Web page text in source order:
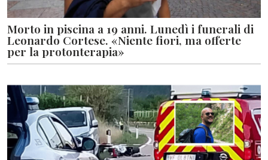
Morto in piscina a 19 anni. Lunedì i funerali di
Leonardo Cortese. «Niente fiori, ma offerte
per la protonterapia»